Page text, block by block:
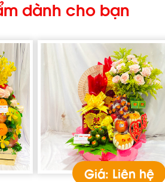
dành cho bạn
Giá: Liên hệ